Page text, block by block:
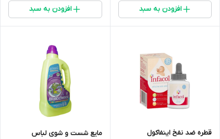
افزودن به سبد افزودن به سبد
قطره ضد نفخ اینفاکول
مایع شست و شوی لباس